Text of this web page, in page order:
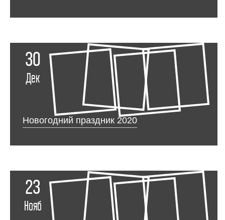
30
Дек
Новогодний праздник 2020
23
Нояб